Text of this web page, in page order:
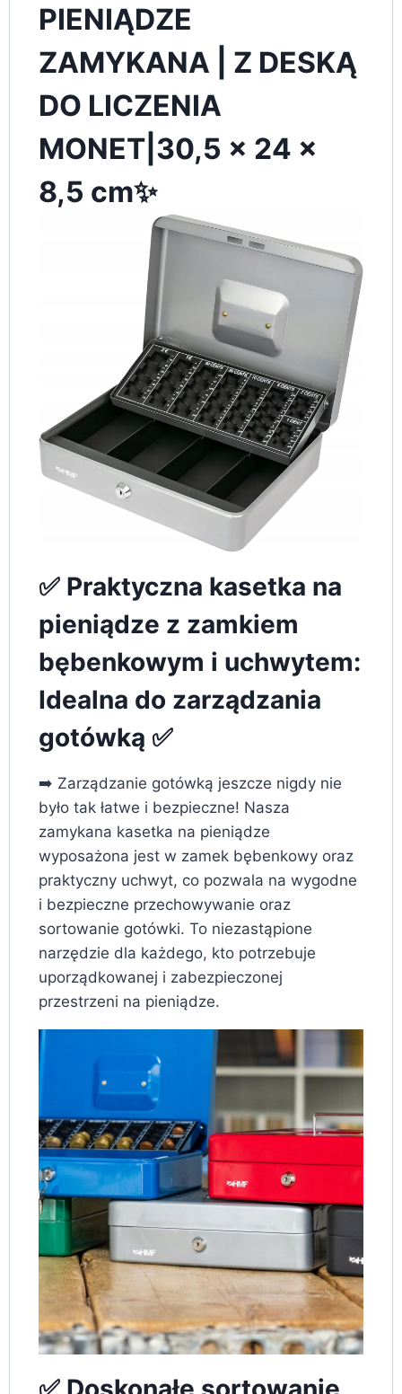
PIENIĄDZE
ZAMYKANA | Z DESKĄ
DO LICZENIA
MONET|30,5 x 24 x
8,5 cm✨
✅ Praktyczna kasetka na
pieniądze z zamkiem
bębenkowym i uchwytem:
Idealna do zarządzania
gotówką ✅
➡️ Zarządzanie gotówką jeszcze nigdy nie
było tak łatwe i bezpieczne! Nasza
zamykana kasetka na pieniądze
wyposażona jest w zamek bębenkowy oraz
praktyczny uchwyt, co pozwala na wygodne
i bezpieczne przechowywanie oraz
sortowanie gotówki. To niezastąpione
narzędzie dla każdego, kto potrzebuje
uporządkowanej i zabezpieczonej
przestrzeni na pieniądze.